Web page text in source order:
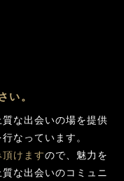
い。
な出会いの場を提供
なっています。
けますので、魅力を
な出会いのコミュニ